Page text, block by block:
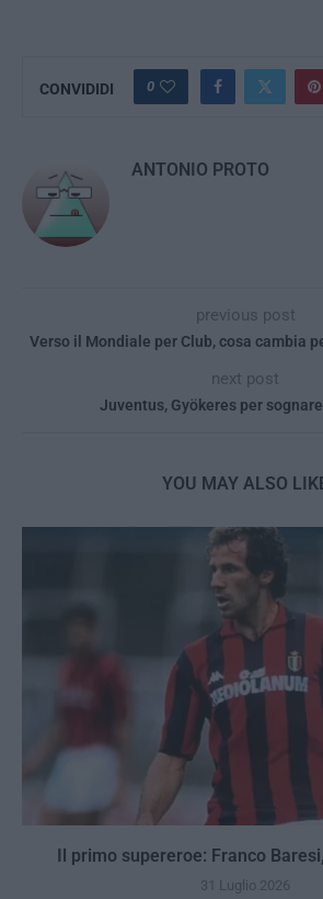
CONVIDIDI 0
ANTONIO PROTO
previous post
Verso il Mondiale per Club, cosa cambia
next post
Juventus, Gyökeres per
YOU MAY ALSO
Il primo supereroe: Franco
31 Luglio 2026